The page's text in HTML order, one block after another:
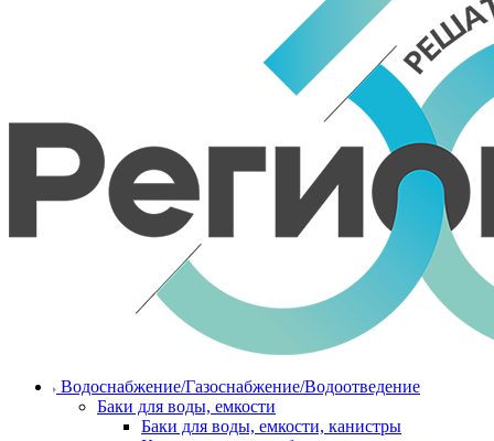
Водоснабжение/Газоснабжение/Водоотведение
Баки для воды, емкости
Баки для воды, емкости, канистры